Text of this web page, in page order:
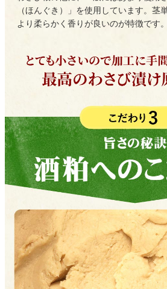
（ほんぐき）」を使用しています。茎
より柔らかく香りが良いのが特徴です。